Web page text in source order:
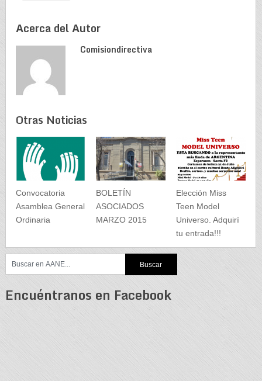
Acerca del Autor
Comisiondirectiva
Otras Noticias
Convocatoria
Asamblea General
Ordinaria
BOLETÍN
ASOCIADOS
MARZO 2015
Elección Miss
Teen Model
Universo. Adquirí
tu entrada!!!
Encuéntranos en Facebook